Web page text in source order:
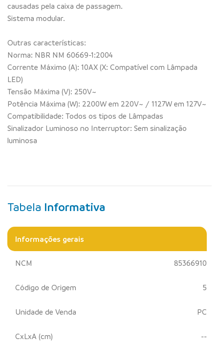
causadas pela caixa de passagem.
Sistema modular.
Outras características:
Norma: NBR NM 60669-1:2004
Corrente Máximo (A): 10AX (X: Compatível com Lâmpada
LED)
Tensão Máxima (V): 250V~
Potência Máxima (W): 2200W em 220V~ / 1127W em 127V~
Compatibilidade: Todos os tipos de Lâmpadas
Sinalizador Luminoso no Interruptor: Sem sinalização
luminosa
Tabela Informativa
Informações gerais
NCM 85366910
Código de Origem 5
Unidade de Venda PC
CxLxA (cm) --